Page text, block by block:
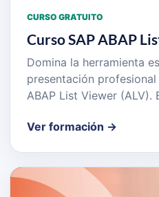
CURSO GRATUITO
Curso SAP ABAP
Domina la herramienta
presentación
ABAP List Viewer (ALV).
Ver formación →